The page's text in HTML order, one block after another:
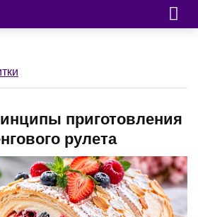
приготовления
рулета